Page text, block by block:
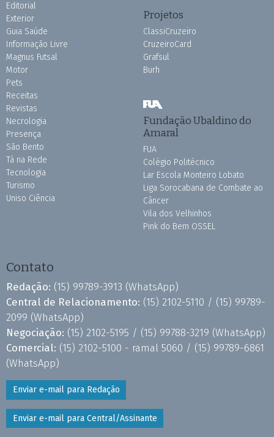
Editorial
Exterior
Guia Saúde
Informação Livre
Magnus Futsal
Motor
Pets
Receitas
Revistas
Necrologia
Presença
São Bento
Tá na Rede
Tecnologia
Turismo
Uniso Ciência
Projetos
ClassiCruzeiro
CruzeiroCard
Grafsul
Burh
Fundação Ubaldino do
Amaral
FUA
Colégio Politécnico
Lar Escola Monteiro Lobato
Liga Sorocabana de Combate ao
Câncer
Vila dos Velhinhos
Pink do Bem OSSEL
Contato
Redação: (15) 99789-3913 (WhatsApp)
Central de Relacionamento: (15) 2102-5110 / (15) 99789-
2099 (WhatsApp)
Negociação: (15) 2102-5195 / (15) 99788-3219 (WhatsApp)
Comercial: (15) 2102-5100 - ramal 5060 / (15) 99789-6861
(WhatsApp)
Enviar e-mail para Redação
Enviar e-mail para Central/Assinante